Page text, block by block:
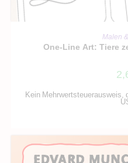
IN DEN
Malen
One-Line Art: Tiere
Kein Mehrwertsteuerausweis,